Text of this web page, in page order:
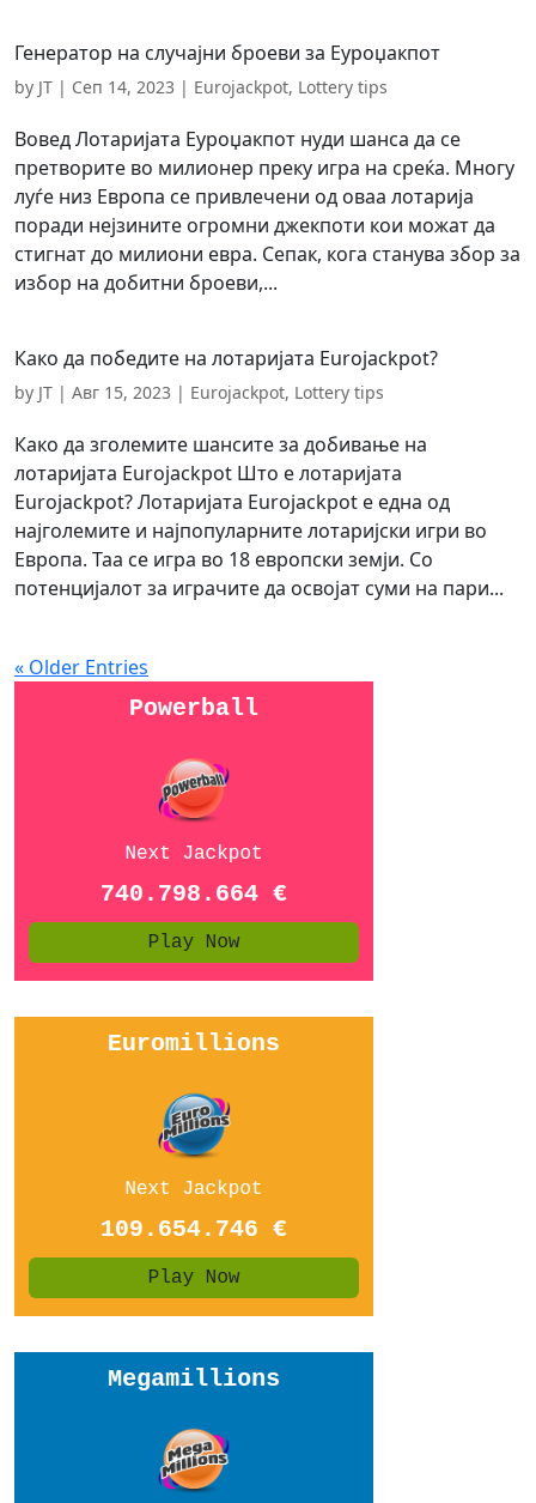
Генератор на случајни броеви за Еуроџакпот
by JT | Сеп 14, 2023 | Eurojackpot, Lottery tips
Вовед Лотаријата Еуроџакпот нуди шанса да се
претворите во милионер преку игра на среќа. Многу
луѓе низ Европа се привлечени од оваа лотарија
поради нејзините огромни джекпоти кои можат да
стигнат до милиони евра. Сепак, кога станува збор за
избор на добитни броеви,...
Како да победите на лотаријата Eurojackpot?
by JT | Авг 15, 2023 | Eurojackpot, Lottery tips
Како да зголемите шансите за добивање на
лотаријата Eurojackpot Што е лотаријата
Eurojackpot? Лотаријата Eurojackpot е една од
најголемите и најпопуларните лотаријски игри во
Европа. Таа се игра во 18 европски земји. Со
потенцијалот за играчите да освојат суми на пари...
« Older Entries